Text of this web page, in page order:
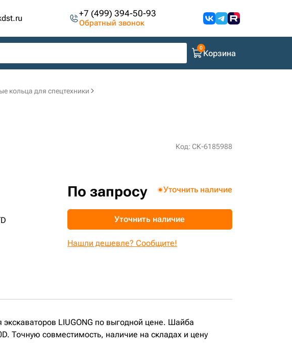
+7 (499) 394-50-93
Обратный звонок
Корзина
кольца для спецтехники
Код: СК-6185988
По запросу Уточнить наличие
Уточнить наличие
Нашли дешевле? Сообщите!
LIUGONG по выгодной цене. Шайба
Точную совместимость, наличие на складах и цену